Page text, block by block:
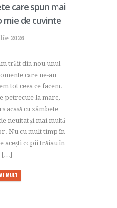
care spun mai
mie de cuvinte
2026
trăit din nou unul
care ne-au
tot ceea ce facem.
petrecute la mare,
acasă cu zâmbete
neuitat și mai multă
Nu cu mult timp în
acești copii trăiau în
[…]
MULT